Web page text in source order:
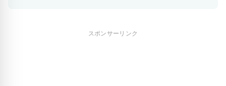
スポンサーリンク